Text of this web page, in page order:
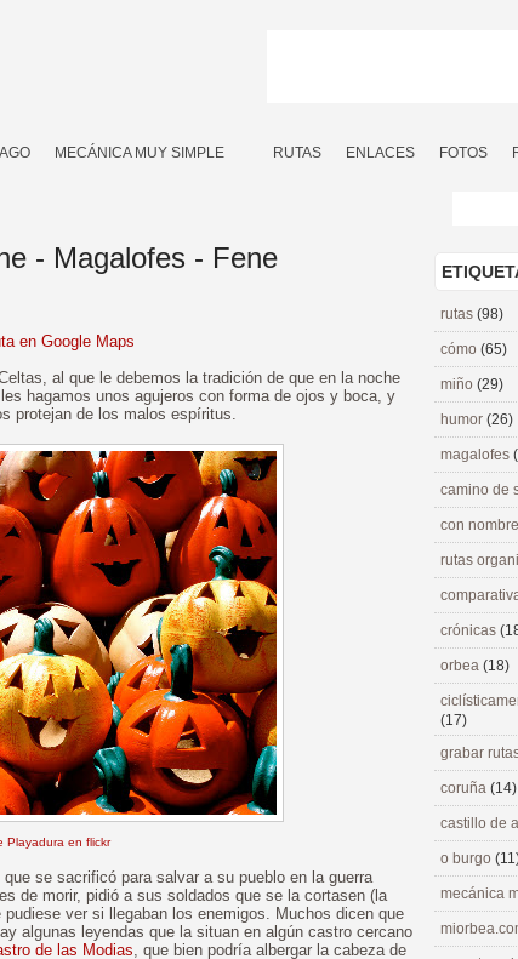
MECÁNICA MUY SIMPLE RUTAS ENLACES FOTOS
- Magalofes - Fene
en Google Maps
al que le debemos la tradición de que en la noche
hagamos unos agujeros con forma de ojos y boca, y
protejan de los malos espíritus.
Playadura en flickr
se sacrificó para salvar a su pueblo en la guerra
de morir, pidió a sus soldados que se la cortasen (la
ver si llegaban los enemigos. Muchos dicen que
algunas leyendas que la situan en algún castro cercano
de las Modias, que bien podría albergar la cabeza de
rutas (98)
cómo (65)
miño (29)
humor (26)
magalofes
camino de
con
rutas
crónicas
orbea (18)
(17)
grabar
coruña (14)
castillo de
o burgo
mecánica